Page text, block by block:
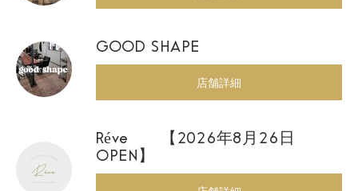
GOOD SHAPE
店舗詳細
Réve 【2026年8月26日
OPEN】